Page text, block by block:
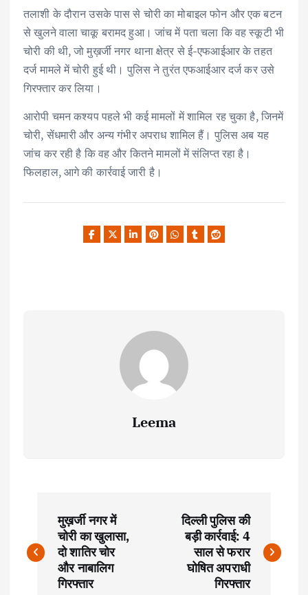
तलाशी के दौरान उसके पास से चोरी का मोबाइल फोन और एक बटन
से खुलने वाला चाकू बरामद हुआ। जांच में पता चला कि वह स्कूटी भी
चोरी की थी, जो मुख़र्जी नगर थाना क्षेत्र से ई-एफआईआर के तहत
दर्ज मामले में चोरी हुई थी। पुलिस ने तुरंत एफआईआर दर्ज कर उसे
गिरफ्तार कर लिया।
आरोपी चमन कश्यप पहले भी कई मामलों में शामिल रह चुका है, जिनमें
चोरी, सेंधमारी और अन्य गंभीर अपराध शामिल हैं। पुलिस अब यह
जांच कर रही है कि वह और कितने मामलों में संलिप्त रहा है।
फिलहाल, आगे की कार्रवाई जारी है।
Leema
o
मुख़र्जी नगर में
चोरी का खुलासा,
दो शातिर चोर
और नाबालिग
गिरफ्तार
दिल्ली पुलिस की
बड़ी कार्रवाई: 4
साल से फरार
घोषित अपराधी
गिरफ्तार